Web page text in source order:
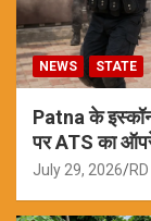
NEWS STATE
Patna के
पर ATS का
July 29, 2026